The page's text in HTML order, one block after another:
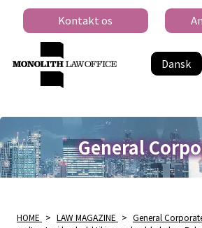
Dansk
Kontakt os
General
HOME > LAW MAGAZINE > General